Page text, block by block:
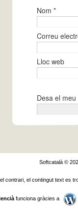
Nom*
Correu
Lloc web
Desa el
Softcatalà ©
contrari, el contingut text es
funciona gràcies a